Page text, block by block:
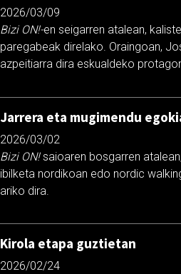
2026/03/09
Bizi ON!-en seigarren atalean,
paregabeak direlako. Oraingoan,
azpeitiarra dira eskualdeko
Jarrera eta mugimendu
2026/03/02
Bizi ON!saioaren bosgarren
ibilketa nordikoan edo nordic
ariko dira.
Kirola etapa guztietan
2026/02/24